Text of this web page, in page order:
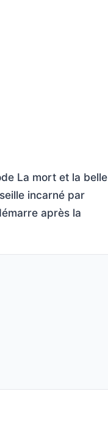
La mort et la belle
incarné par
après la